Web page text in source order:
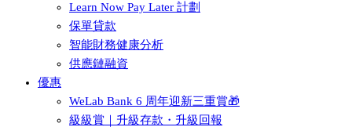
Learn Now Pay Later 計劃
保單貸款
智能財務健康分析
供應鏈融資
優惠
WeLab Bank 6 周年迎新三重賞🎁
級級賞｜升級存款・升級回報